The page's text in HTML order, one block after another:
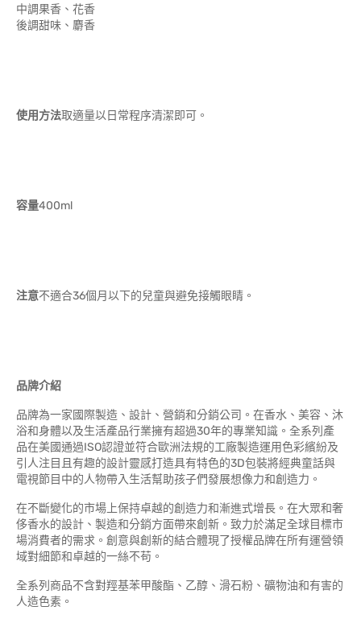
中調果香、花香
後調甜味、麝香
使用方法取適量以日常程序清潔即可。
容量400ml
注意不適合36個月以下的兒童與避免接觸眼睛。
品牌介紹
品牌為一家國際製造、設計、營銷和分銷公司。在香水、美容、沐
浴和身體以及生活產品行業擁有超過30年的專業知識。全系列產
品在美國通過ISO認證並符合歐洲法規的工廠製造運用色彩繽紛及
引人注目且有趣的設計靈感打造具有特色的3D包裝將經典童話與
電視節目中的人物帶入生活幫助孩子們發展想像力和創造力。
在不斷變化的市場上保持卓越的創造力和漸進式增長。在大眾和奢
侈香水的設計、製造和分銷方面帶來創新。致力於滿足全球目標市
場消費者的需求。創意與創新的結合體現了授權品牌在所有運營領
域對細節和卓越的一絲不苟。
全系列商品不含對羥基苯甲酸酯、乙醇、滑石粉、礦物油和有害的
人造色素。